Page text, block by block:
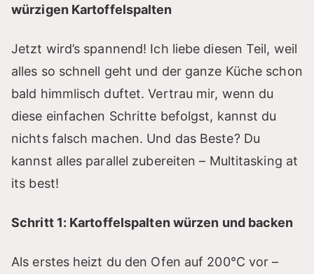
würzigen Kartoffelspalten
Jetzt wird’s spannend! Ich liebe diesen Teil, weil
alles so schnell geht und der ganze Küche schon
bald himmlisch duftet. Vertrau mir, wenn du
diese einfachen Schritte befolgst, kannst du
nichts falsch machen. Und das Beste? Du
kannst alles parallel zubereiten – Multitasking at
its best!
Schritt 1: Kartoffelspalten würzen und backen
Als erstes heizt du den Ofen auf 200°C vor –